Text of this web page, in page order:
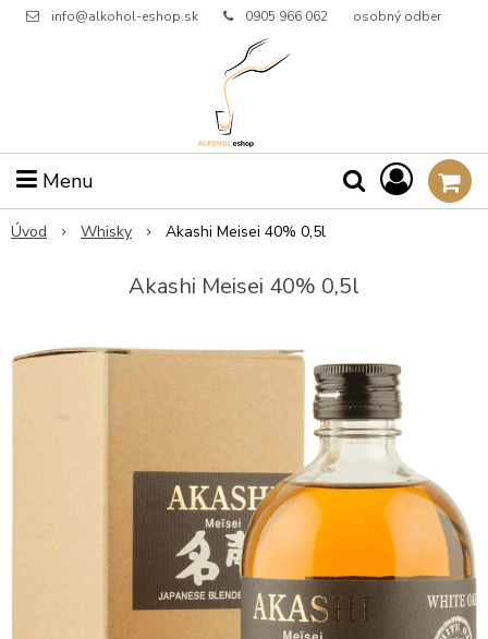
info@alkohol-eshop.sk 0905 966 062 osobný odber
Menu
Úvod Whisky Akashi Meisei 40% 0,5l
Akashi Meisei 40% 0,5l